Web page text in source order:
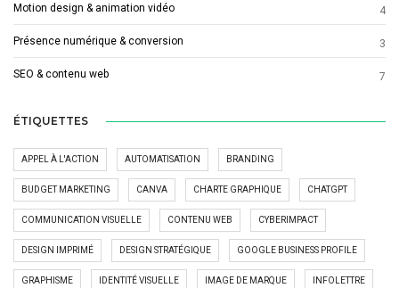
Motion design & animation vidéo 4
Présence numérique & conversion 3
SEO & contenu web 7
ÉTIQUETTES
APPEL À L'ACTION AUTOMATISATION BRANDING
BUDGET MARKETING CANVA CHARTE GRAPHIQUE CHATGPT
COMMUNICATION VISUELLE CONTENU WEB CYBERIMPACT
DESIGN IMPRIMÉ DESIGN STRATÉGIQUE GOOGLE BUSINESS PROFILE
GRAPHISME IDENTITÉ VISUELLE IMAGE DE MARQUE INFOLETTRE